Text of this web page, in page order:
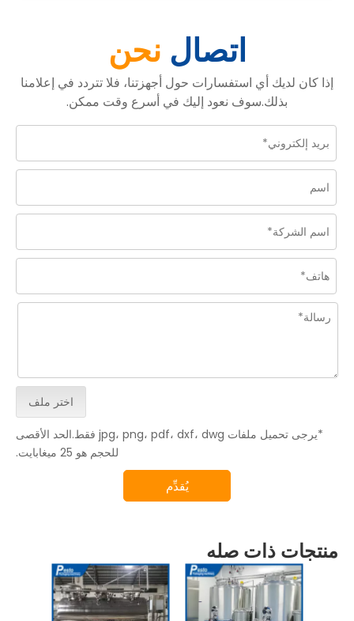
اتصال نحن
إذا كان لديك أي استفسارات حول أجهزتنا، فلا تتردد في إعلامنا
بذلك.سوف نعود إليك في أسرع وقت ممكن.
اختر ملف
*يرجى تحميل ملفات jpg، png، pdf، dxf، dwg فقط.الحد الأقصى
للحجم هو 25 ميغابايت.
يُقدِّم
منتجات ذات صله